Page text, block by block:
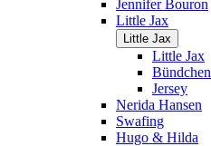
Jennifer Bouron
Little Jax
Little Jax
Little Jax
Bündchen
Jersey
Nerida Hansen
Swafing
Hugo & Hilda